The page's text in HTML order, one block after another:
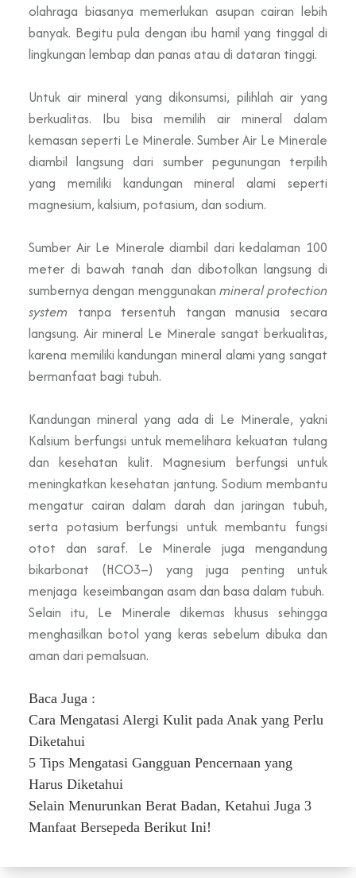
olahraga biasanya memerlukan asupan cairan lebih
banyak. Begitu pula dengan ibu hamil yang tinggal di
lingkungan lembap dan panas atau di dataran tinggi.
Untuk air mineral yang dikonsumsi, pilihlah air yang
berkualitas. Ibu bisa memilih air mineral dalam
kemasan seperti Le Minerale. Sumber Air Le Minerale
diambil langsung dari sumber pegunungan terpilih
yang memiliki kandungan mineral alami seperti
magnesium, kalsium, potasium, dan sodium.
Sumber Air Le Minerale diambil dari kedalaman 100
meter di bawah tanah dan dibotolkan langsung di
sumbernya dengan menggunakan mineral protection
system tanpa tersentuh tangan manusia secara
langsung. Air mineral Le Minerale sangat berkualitas,
karena memiliki kandungan mineral alami yang sangat
bermanfaat bagi tubuh.
Kandungan mineral yang ada di Le Minerale, yakni
Kalsium berfungsi untuk memelihara kekuatan tulang
dan kesehatan kulit. Magnesium berfungsi untuk
meningkatkan kesehatan jantung. Sodium membantu
mengatur cairan dalam darah dan jaringan tubuh,
serta potasium berfungsi untuk membantu fungsi
otot dan saraf. Le Minerale juga mengandung
bikarbonat (HCO3–) yang juga penting untuk
menjaga keseimbangan asam dan basa dalam tubuh.
Selain itu, Le Minerale dikemas khusus sehingga
menghasilkan botol yang keras sebelum dibuka dan
aman dari pemalsuan.
Baca Juga :
Cara Mengatasi Alergi Kulit pada Anak yang Perlu
Diketahui
5 Tips Mengatasi Gangguan Pencernaan yang
Harus Diketahui
Selain Menurunkan Berat Badan, Ketahui Juga 3
Manfaat Bersepeda Berikut Ini!